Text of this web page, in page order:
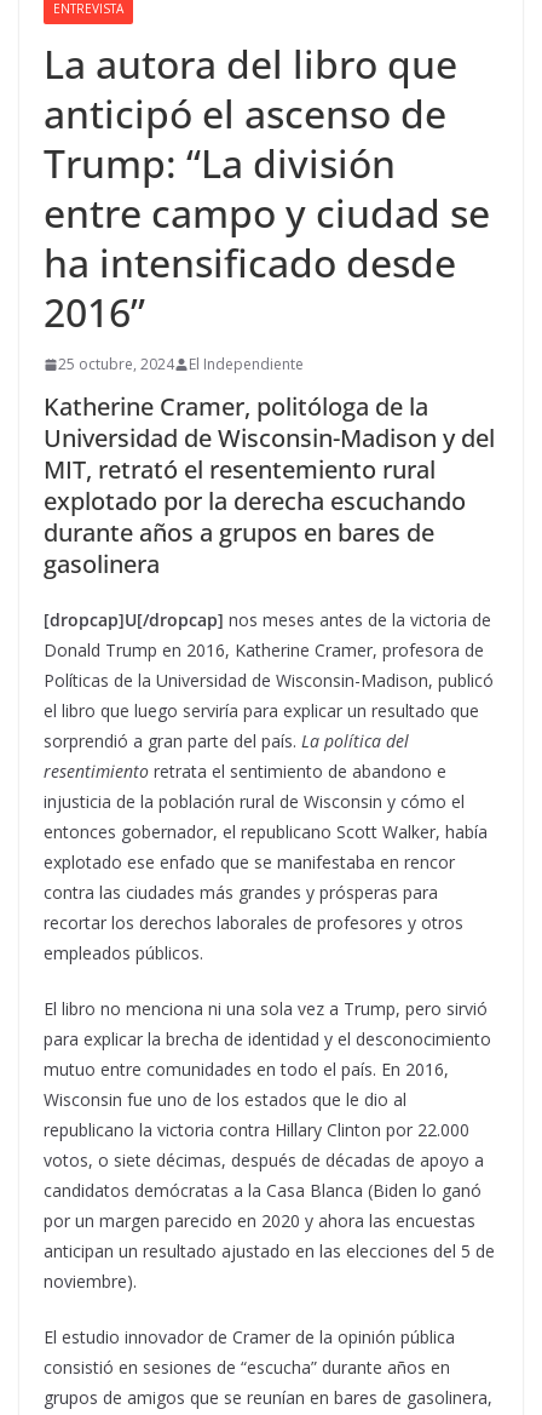
ENTREVISTA
La autora del libro que
anticipó el ascenso de
Trump: “La división
entre campo y ciudad se
ha intensificado desde
2016”
25 octubre, 2024 El Independiente
Katherine Cramer, politóloga de la
Universidad de Wisconsin-Madison y del
MIT, retrató el resentemiento rural
explotado por la derecha escuchando
durante años a grupos en bares de
gasolinera
[dropcap]U[/dropcap] nos meses antes de la victoria de
Donald Trump en 2016, Katherine Cramer, profesora de
Políticas de la Universidad de Wisconsin-Madison, publicó
el libro que luego serviría para explicar un resultado que
sorprendió a gran parte del país. La política del
resentimiento retrata el sentimiento de abandono e
injusticia de la población rural de Wisconsin y cómo el
entonces gobernador, el republicano Scott Walker, había
explotado ese enfado que se manifestaba en rencor
contra las ciudades más grandes y prósperas para
recortar los derechos laborales de profesores y otros
empleados públicos.
El libro no menciona ni una sola vez a Trump, pero sirvió
para explicar la brecha de identidad y el desconocimiento
mutuo entre comunidades en todo el país. En 2016,
Wisconsin fue uno de los estados que le dio al
republicano la victoria contra Hillary Clinton por 22.000
votos, o siete décimas, después de décadas de apoyo a
candidatos demócratas a la Casa Blanca (Biden lo ganó
por un margen parecido en 2020 y ahora las encuestas
anticipan un resultado ajustado en las elecciones del 5 de
noviembre).
El estudio innovador de Cramer de la opinión pública
consistió en sesiones de “escucha” durante años en
grupos de amigos que se reunían en bares de gasolinera,